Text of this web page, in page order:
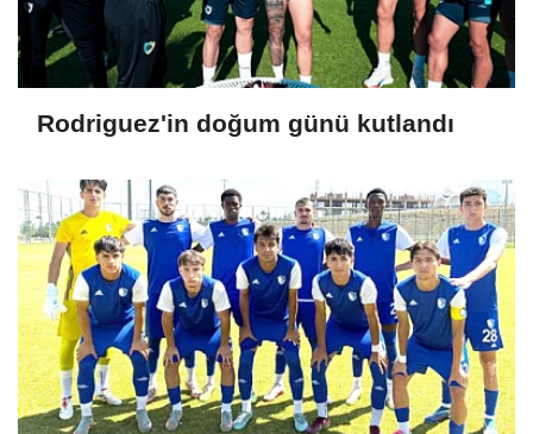
Rodriguez'in doğum günü kutlandı